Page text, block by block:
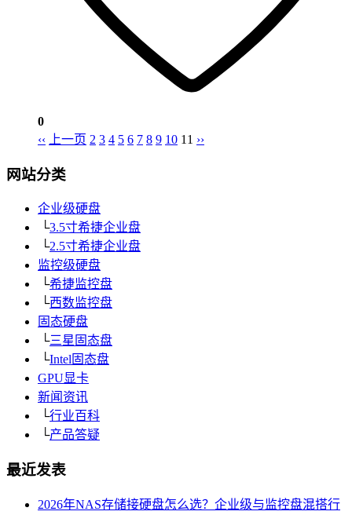
0
‹‹
上一页 2 3 4 5 6 7 8 9 10 11 ››
网站分类
企业级硬盘
└3.5寸希捷企业盘
└2.5寸希捷企业盘
监控级硬盘
└希捷监控盘
└西数监控盘
固态硬盘
└三星固态盘
└Intel固态盘
GPU显卡
新闻资讯
└行业百科
└产品答疑
最近发表
2026年NAS存储接硬盘怎么选？企业级与监控盘混搭行